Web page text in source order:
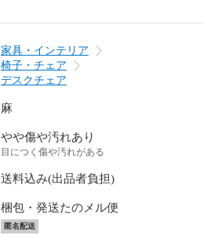
家具・インテリア
椅子・チェア
デスクチェア
麻
やや傷や汚れあり
目につく傷や汚れがある
送料込み(出品者負担)
梱包・発送たのメル便
匿名配送